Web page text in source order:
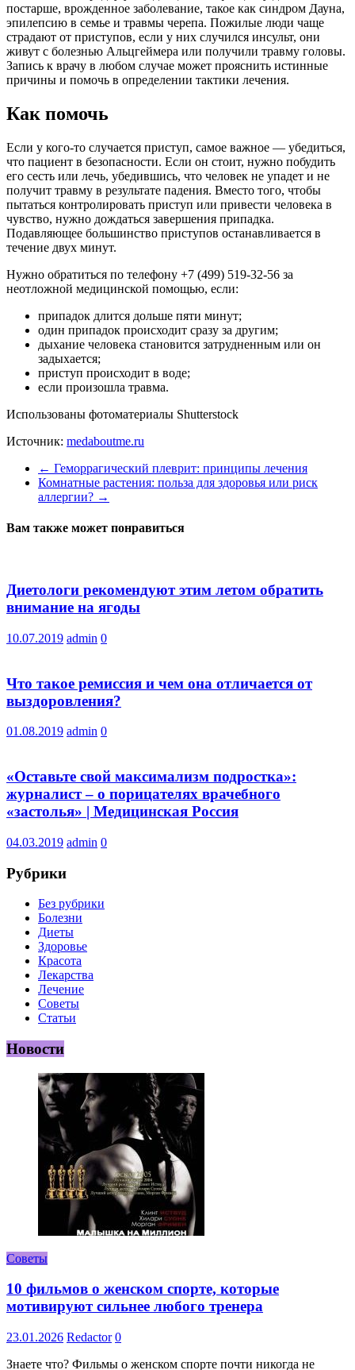
постарше, врожденное заболевание, такое как синдром Дауна,
эпилепсию в семье и травмы черепа. Пожилые люди чаще
страдают от приступов, если у них случился инсульт, они
живут с болезнью Альцгеймера или получили травму головы.
Запись к врачу в любом случае может прояснить истинные
причины и помочь в определении тактики лечения.
Как помочь
Если у кого-то случается приступ, самое важное — убедиться,
что пациент в безопасности. Если он стоит, нужно побудить
его сесть или лечь, убедившись, что человек не упадет и не
получит травму в результате падения. Вместо того, чтобы
пытаться контролировать приступ или привести человека в
чувство, нужно дождаться завершения припадка.
Подавляющее большинство приступов останавливается в
течение двух минут.
Нужно обратиться по телефону +7 (499) 519-32-56 за
неотложной медицинской помощью, если:
припадок длится дольше пяти минут;
один припадок происходит сразу за другим;
дыхание человека становится затрудненным или он
задыхается;
приступ происходит в воде;
если произошла травма.
Использованы фотоматериалы Shutterstock
Источник: medaboutme.ru
← Геморрагический плеврит: принципы лечения
Комнатные растения: польза для здоровья или риск
аллергии? →
Вам также может понравиться
Диетологи рекомендуют этим летом обратить
внимание на ягоды
10.07.2019 admin 0
Что такое ремиссия и чем она отличается от
выздоровления?
01.08.2019 admin 0
«Оставьте свой максимализм подростка»:
журналист – о порицателях врачебного
«застолья» | Медицинская Россия
04.03.2019 admin 0
Рубрики
Без рубрики
Болезни
Диеты
Здоровье
Красота
Лекарства
Лечение
Советы
Статьи
Новости
Советы
10 фильмов о женском спорте, которые
мотивируют сильнее любого тренера
23.01.2026 Redactor 0
Знаете что? Фильмы о женском спорте почти никогда не